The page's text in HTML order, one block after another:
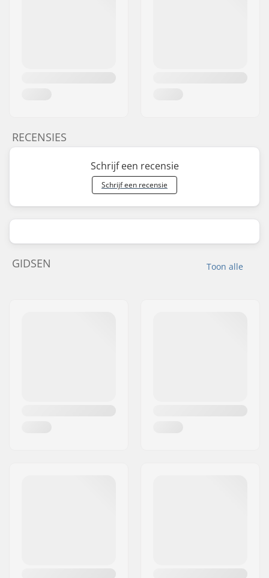
RECENSIES
Schrijf een recensie
Schrijf een recensie
Toon alle
GIDSEN